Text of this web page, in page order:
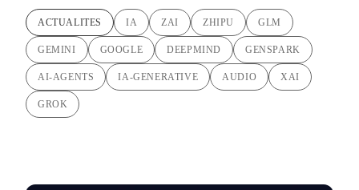
ACTUALITES IA ZAI ZHIPU GLM
GEMINI GOOGLE DEEPMIND GENSPARK
AI-AGENTS IA-GENERATIVE AUDIO XAI
GROK